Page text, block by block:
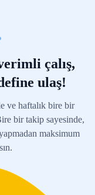
çalış,
ulaş!
ve haftalık bire bir
bir takip sayesinde,
maksimum